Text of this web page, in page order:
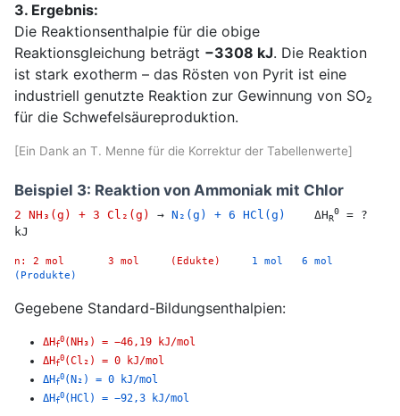
3. Ergebnis:
Die Reaktionsenthalpie für die obige
Reaktionsgleichung beträgt −3308 kJ. Die Reaktion
ist stark exotherm – das Rösten von Pyrit ist eine
industriell genutzte Reaktion zur Gewinnung von SO₂
für die Schwefelsäureproduktion.
[Ein Dank an T. Menne für die Korrektur der Tabellenwerte]
Beispiel 3: Reaktion von Ammoniak mit Chlor
2 NH₃(g) + 3 Cl₂(g) → N₂(g) + 6 HCl(g) ΔHR
0
= ?
kJ
n: 2 mol 3 mol (Edukte)
1 mol 6 mol
(Produkte)
Gegebene Standard-Bildungsenthalpien:
ΔHf
0 (NH₃) = −46,19 kJ/mol
ΔHf
0 (Cl₂) = 0 kJ/mol
ΔHf
0 (N₂) = 0 kJ/mol
ΔHf
0 (HCl) = −92,3 kJ/mol